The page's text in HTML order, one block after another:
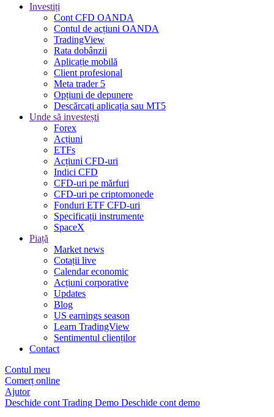
Investiți
Cont CFD OANDA
Contul de acțiuni OANDA
TradingView
Rata dobânzii
Aplicație mobilă
Client profesional
Meta trader 5
Opțiuni de depunere
Descărcați aplicația sau MT5
Unde să investești
Forex
Acțiuni
ETFs
Acțiuni CFD-uri
Indici CFD
CFD-uri pe mărfuri
CFD-uri pe criptomonede
Fonduri ETF CFD-uri
Specificații instrumente
SpaceX
Piață
Market news
Cotații live
Calendar economic
Acțiuni corporative
Updates
Blog
US earnings season
Learn TradingView
Sentimentul clienților
Contact
Contul meu
Comerț online
Ajutor
Deschide cont Trading Demo Deschide cont demo